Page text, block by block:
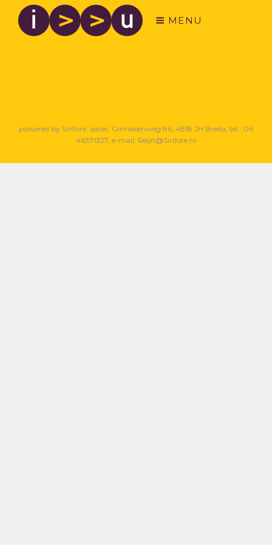
MENU
powered by Sinfore, adres: Ginnekenweg 86, 4818 JH Breda, tel.: 06
46371327, e-mail: Reijn@Sinfore.nl